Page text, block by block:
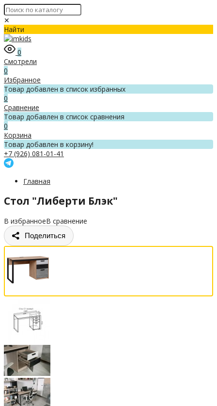
✕
Найти
0
Смотрели
0
Избранное
Товар добавлен в список избранных
0
Сравнение
Товар добавлен в список сравнения
0
Корзина
Товар добавлен в корзину!
+7 (926) 081-01-41
Главная
Стол "Либерти Блэк"
В избранноеВ сравнение
Поделиться